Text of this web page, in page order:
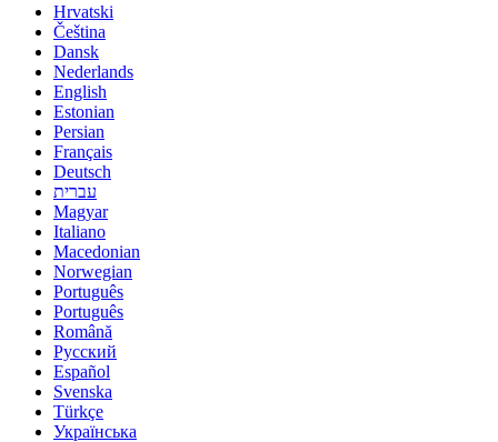
Hrvatski
Čeština
Dansk
Nederlands
English
Estonian
Persian
Français
Deutsch
עברית
Magyar
Italiano
Macedonian
Norwegian
Português
Português
Română
Русский
Español
Svenska
Türkçe
Українська